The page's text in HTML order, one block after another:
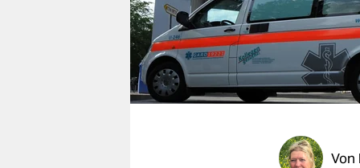
fragen & hilfe
unterstützen
abo
genossenschaft
Von